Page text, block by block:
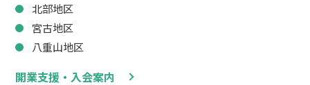
北部地区
宮古地区
八重山地区
開業支援・入会案内